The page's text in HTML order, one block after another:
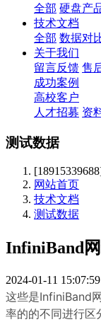
全部 硬盘产
技术文档
全部 数据对
关于我们
留言反馈 售
成功案例
高校客户
人才招募 资
测试数据
网站首页
技术文档
测试数据
InfiniBand
2024-01-11 15:07:59
这些是InfiniBand
率的的不同进行区